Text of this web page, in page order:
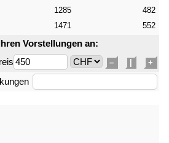
1285
482
1471 552
Vorstellungen an:
– +